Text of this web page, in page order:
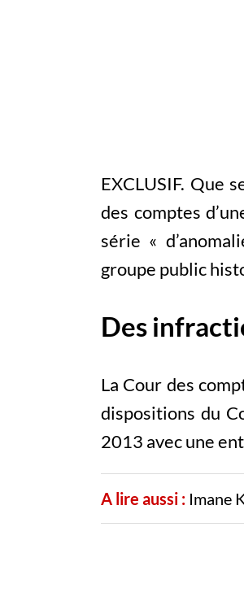
EXCLUSIF. Que
des comptes
série «
groupe public
Des
La Cour des
dispositions du
2013 avec une
A lire aussi : Imane